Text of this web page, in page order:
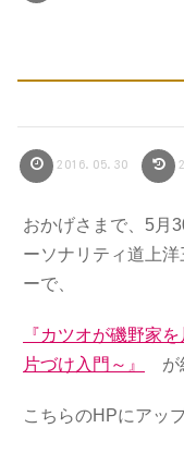
2016.05.30
おかげさまで、5月
ーソナリティ道上
ーで、
『カツオが磯野家
片づけ入門～』
が
こちらのHPにアッ